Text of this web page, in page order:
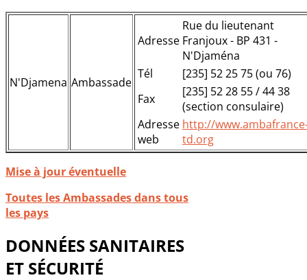
N'Djamena Ambassade
Adresse
Rue du lieutenant
Franjoux - BP 431 -
N'Djaména
Tél
[235] 52 25 75 (ou 76)
Fax
[235] 52 28 55 / 44 38
(section consulaire)
Adresse
web
http://
td.org
Mise à jour éventuelle
Toutes les Ambassades dans tous
les pays
DONNÉES SANITAIRES
ET SÉCURITÉ